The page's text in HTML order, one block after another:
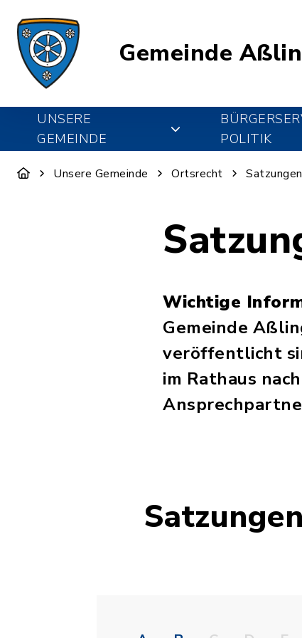
Gemeinde
UNSERE
GEMEINDE
POLITIK
Unsere Gemeinde Ortsrecht
Wichtige
Gemeinde
veröffentlicht
im Rathaus